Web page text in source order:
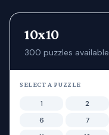
10x10
300 puzzles available
SELECT A PUZZLE
1 2
6
7